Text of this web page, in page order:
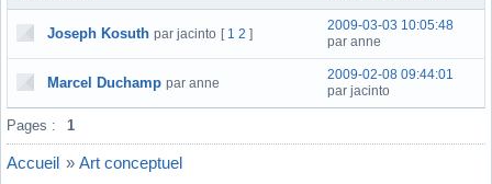
Joseph Kosuth par jacinto [ 1 2 ]
2009-03-03 10:05:48
par anne
Marcel Duchamp par anne
2009-02-08 09:44:01
par jacinto
Pages : 1
Accueil » Art conceptuel